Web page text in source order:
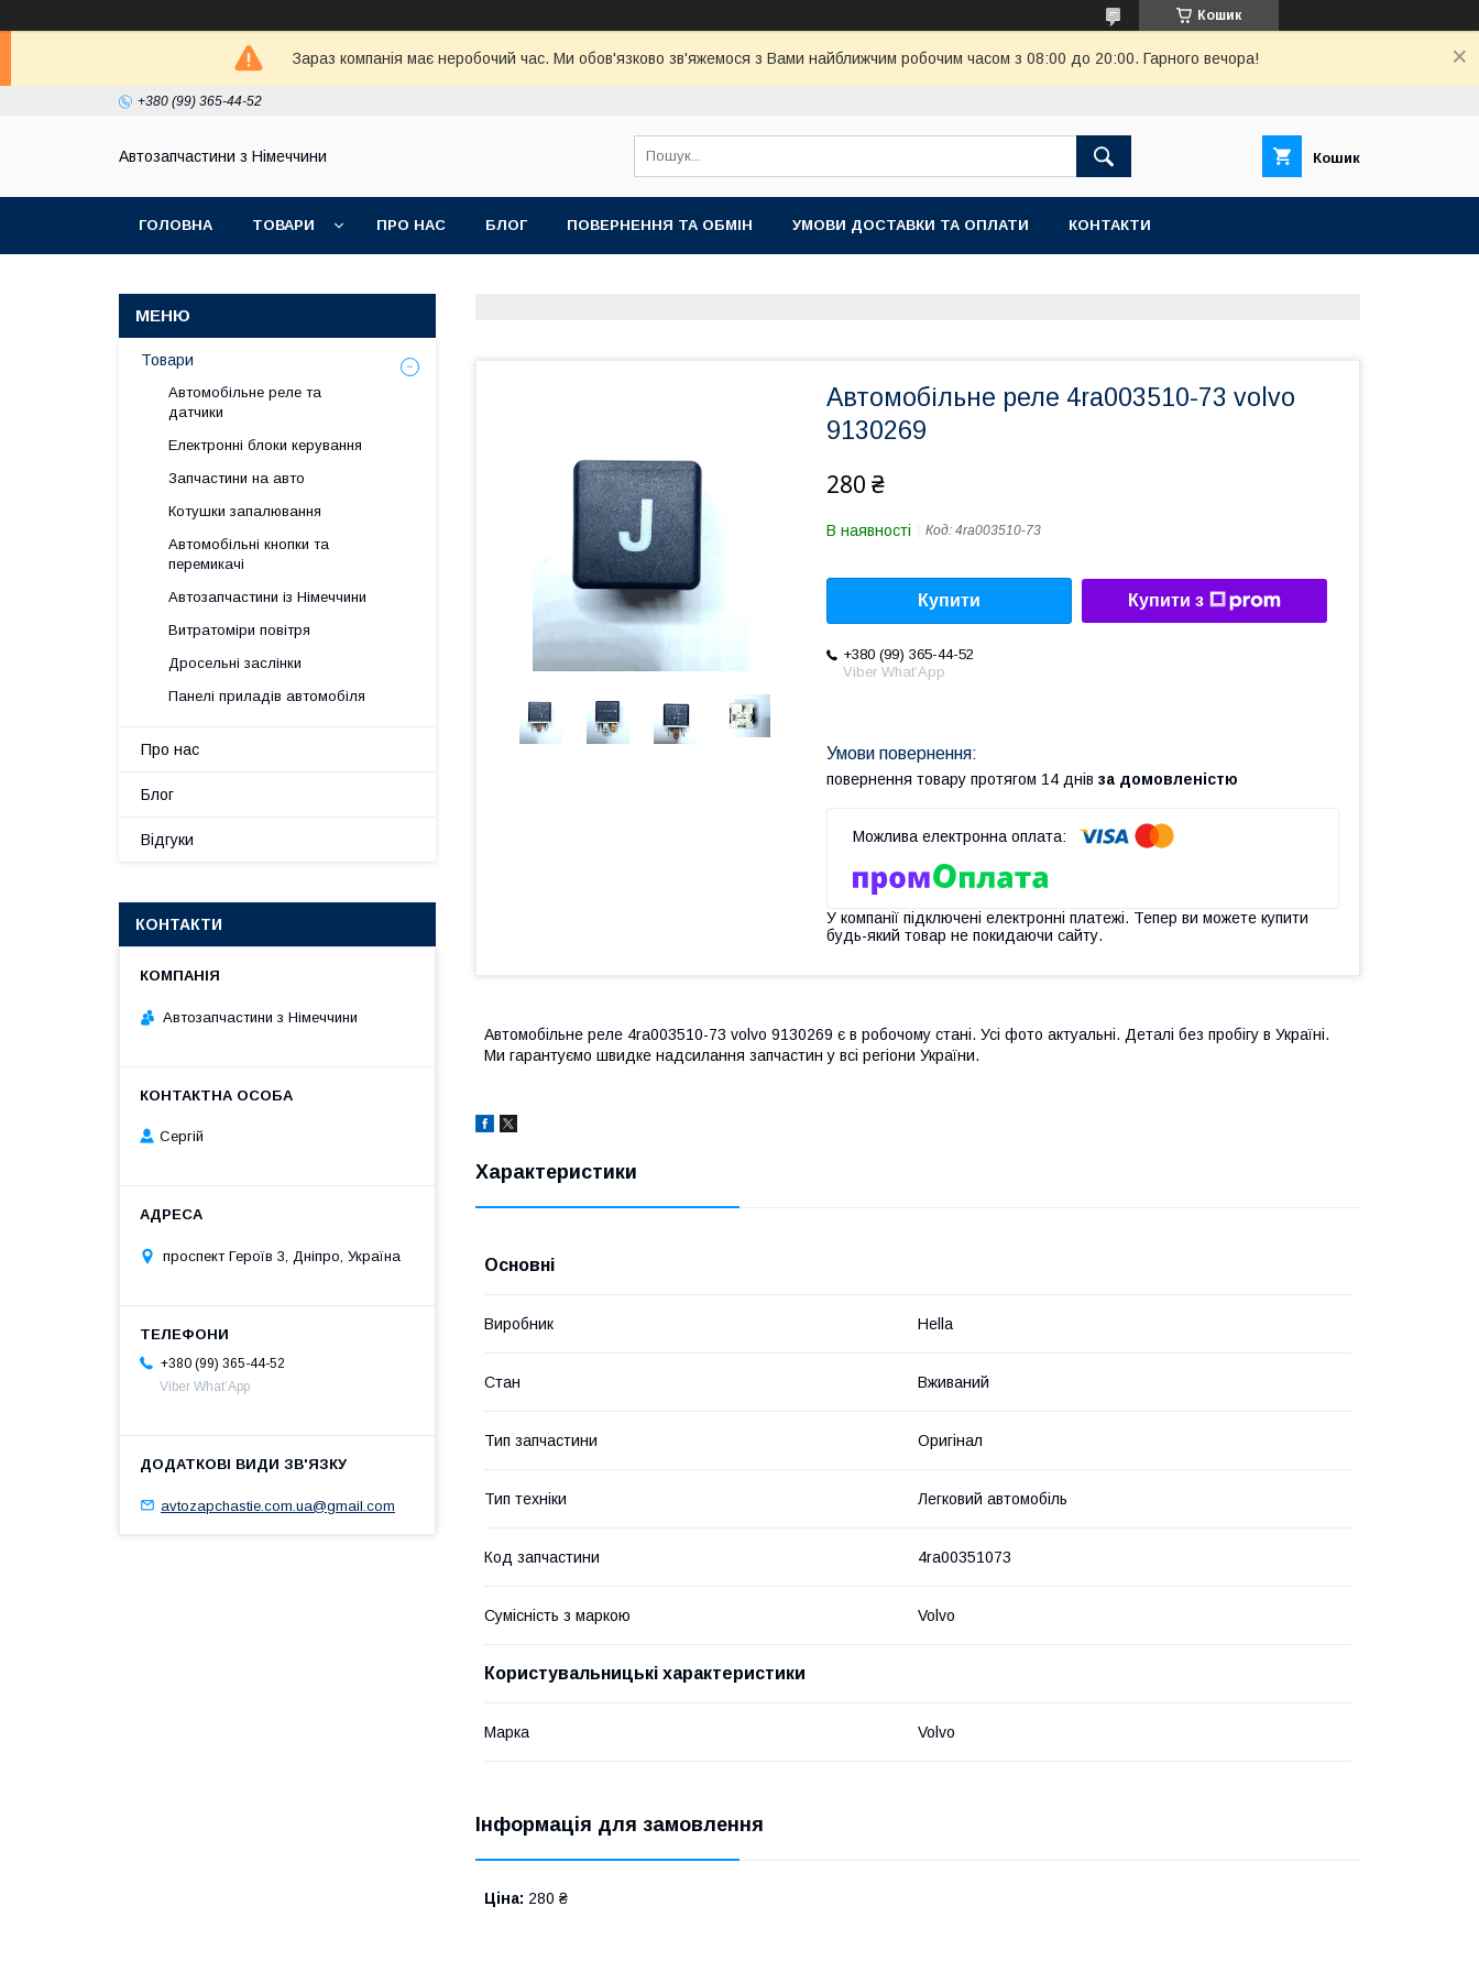
Кошик
Зараз компанія має неробочий час. Ми обов'язково зв'яжемося з Вами найближчим робочим часом з 08:00 до 20:00. Гарного вечора!
+380 (99) 365-44-52
Автозапчастини з Німеччини Кошик
ГОЛОВНА ТОВАРИ ПРО НАС БЛОГ ПОВЕРНЕННЯ ТА ОБМІН УМОВИ ДОСТАВКИ ТА ОПЛАТИ КОНТАКТИ
Автомобільне реле 4ra003510-73 volvo
9130269
280 ₴
В наявності Код: 4ra003510-73
Купити Купити з
+380 (99) 365-44-52
Viber What’App
повернення товару протягом 14 днів за домовленістю
У компанії підключені електронні платежі. Тепер ви можете купити
будь-який товар не покидаючи сайту.
Автомобільне реле 4ra003510-73 volvo 9130269 є в робочому стані. Усі фото актуальні. Деталі без пробігу в Україні.
Ми гарантуємо швидке надсилання запчастин у всі регіони України.
Характеристики
Основні
Виробник Hella
Стан Вживаний
Тип запчастини Оригінал
Тип техніки Легковий автомобіль
Код запчастини 4ra00351073
Сумісність з маркою Volvo
Користувальницькі характеристики
Марка Volvo
Інформація для замовлення
Ціна: 280 ₴
Товари
Автомобільне реле та
датчики
Електронні блоки керування
Запчастини на авто
Котушки запалювання
Автомобільні кнопки та
перемикачі
Автозапчастини із Німеччини
Витратоміри повітря
Дросельні заслінки
Панелі приладів автомобіля
Про нас
Блог
Відгуки
КОНТАКТИ
Автозапчастини з Німеччини
Сергій
проспект Героїв 3, Дніпро, Україна
+380 (99) 365-44-52
Viber What’App
avtozapchastie.com.ua@gmail.com